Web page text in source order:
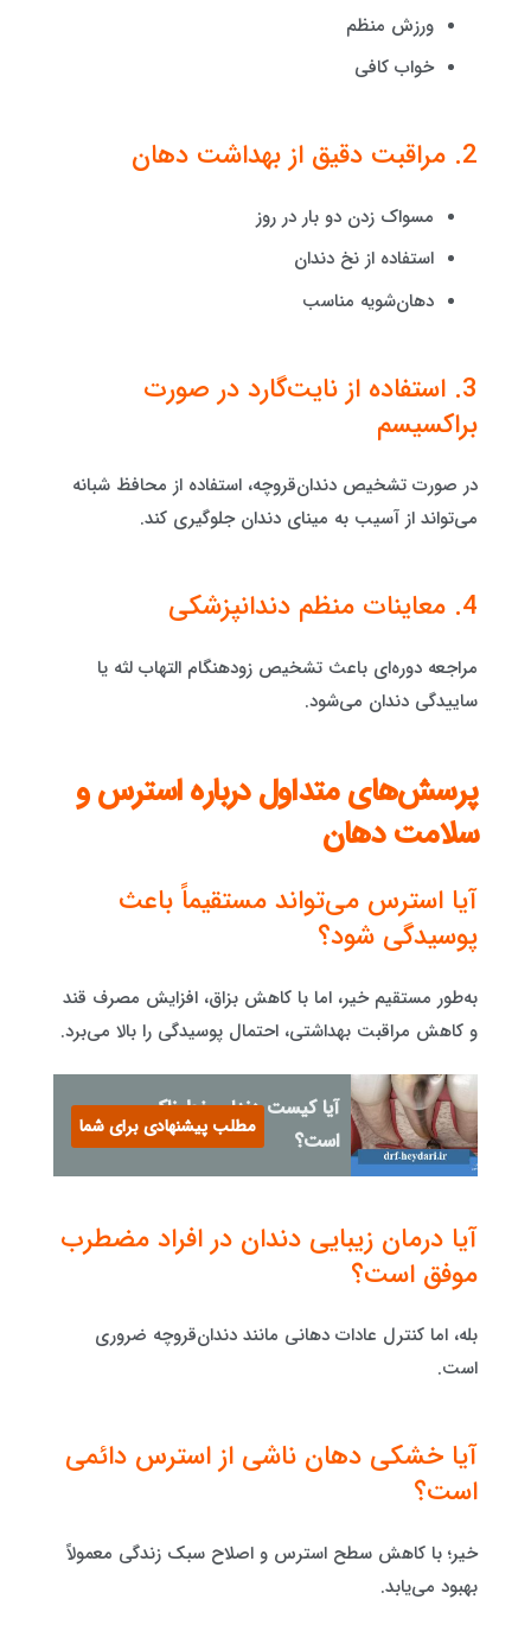
ورزش منظم
خواب کافی
2. مراقبت دقیق از بهداشت دهان
مسواک زدن دو بار در روز
استفاده از نخ دندان
دهان‌شویه مناسب
3. استفاده از نایت‌گارد در صورت
براکسیسم
در صورت تشخیص دندان‌قروچه، استفاده از محافظ شبانه
می‌تواند از آسیب به مینای دندان جلوگیری کند.
4. معاینات منظم دندانپزشکی
مراجعه دوره‌ای باعث تشخیص زودهنگام التهاب لثه یا
ساییدگی دندان می‌شود.
پرسش‌های متداول درباره استرس و
سلامت دهان
آیا استرس می‌تواند مستقیماً باعث
پوسیدگی شود؟
به‌طور مستقیم خیر، اما با کاهش بزاق، افزایش مصرف قند
و کاهش مراقبت بهداشتی، احتمال پوسیدگی را بالا می‌برد.
آیا کیست دندان خطرناک
است؟
مطلب پیشنهادی برای شما
آیا درمان زیبایی دندان در افراد مضطرب
موفق است؟
بله، اما کنترل عادات دهانی مانند دندان‌قروچه ضروری
است.
آیا خشکی دهان ناشی از استرس دائمی
است؟
خیر؛ با کاهش سطح استرس و اصلاح سبک زندگی معمولاً
بهبود می‌یابد.